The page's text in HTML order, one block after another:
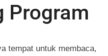
Program
tempat untuk membaca,